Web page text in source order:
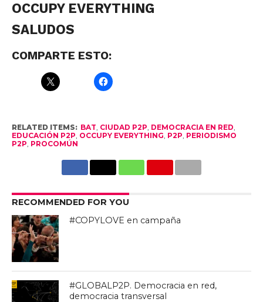
OCCUPY EVERYTHING
SALUDOS
COMPARTE ESTO:
RELATED ITEMS: BAT, CIUDAD P2P, DEMOCRACIA EN RED,
EDUCACIÓN P2P, OCCUPY EVERYTHING, P2P, PERIODISMO
P2P, PROCOMÚN
RECOMMENDED FOR YOU
#COPYLOVE en campaña
#GLOBALP2P. Democracia en red,
democracia transversal